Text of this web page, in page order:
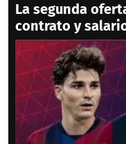
La segunda
contrato y